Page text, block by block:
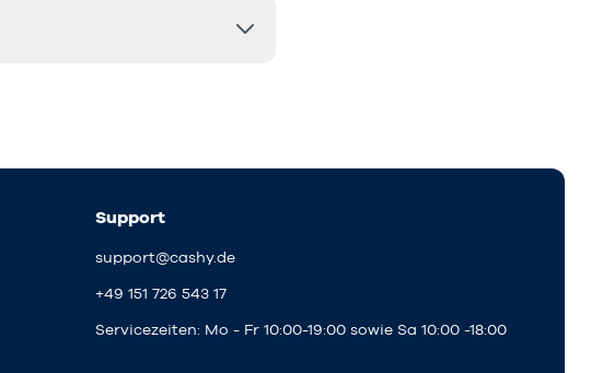
Support
support@cashy.de
+49 151 726 543 17
Servicezeiten: Mo - Fr 10:00-19:00 sowie Sa 10:00 -18:00